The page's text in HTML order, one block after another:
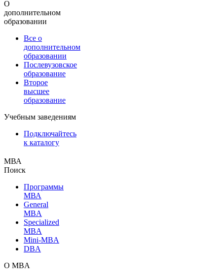
О
дополнительном
образовании
Все о
дополнительном
образовании
Послевузовское
образование
Второе
высшее
образование
Учебным заведениям
Подключайтесь
к каталогу
МВА
Поиск
Программы
МВА
General
MBA
Specialized
MBA
Mini-MBA
DBA
О MBA